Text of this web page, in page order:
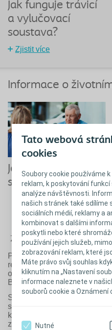
Tato webová
cookies
Soubory cookie používáme
reklam, k poskytování funkcí
analýze návštěvnosti.
našich stránek také sdílíme
sociálních médií, reklamy a
kombinovat s dalšími
poskytli nebo které
používání jejich služeb,
zobrazování reklam, které
Máte právo svůj souhlas
kliknutím na „Nastavení
informace naleznete v
souborů cookie a Oznámení
Nutné
Jak funguje trávicí
a vylučovací
soustava?
Zjistit více
Informace o
Jaký bude život se
stomií?
Zavřít
Po operaci stomie bude
rekonvalescence se případ
období můžete zhubnout
Bude se také měnit velikost
Stomie není překážkou pro
sportování, cestování ani jiné
kvality dalšího života je
zdravotní stav – fyzický i